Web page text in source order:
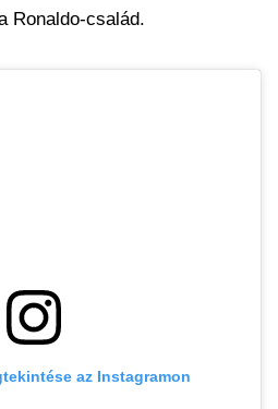
Ronaldo-család.
az Instagramon